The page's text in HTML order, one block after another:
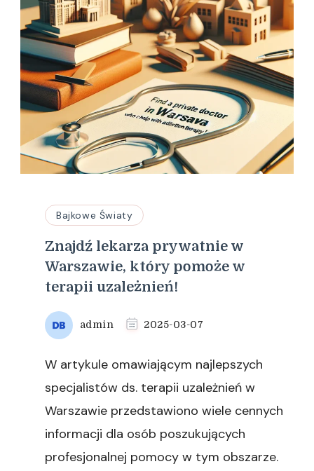
Bajkowe Światy
Znajdź lekarza prywatnie w
Warszawie, który pomoże w
terapii uzależnień!
admin 2025-03-07
W artykule omawiającym najlepszych
specjalistów ds. terapii uzależnień w
Warszawie przedstawiono wiele cennych
informacji dla osób poszukujących
profesjonalnej pomocy w tym obszarze.